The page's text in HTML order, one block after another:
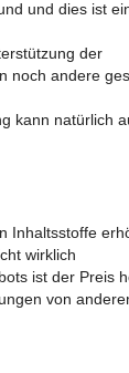
und dies ist
der
noch andere
kann natürlich
Inhaltsstoffe
wirklich
ist der Preis
von